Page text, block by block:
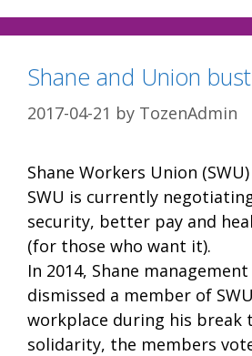
Shane and Union
2017-04-21 by TozenAdmin
Shane Workers Union
SWU is currently
security, better pay and
(for those who want it).
In 2014, Shane
dismissed a member of
workplace during his break
solidarity, the members